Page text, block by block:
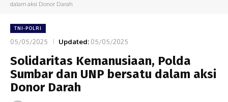
dalam aksi Donor Darah
TNI-POLRI
05/05/2025 Updated: 05/05/2025
Solidaritas Kemanusiaan, Polda
Sumbar dan UNP bersatu dalam aksi
Donor Darah